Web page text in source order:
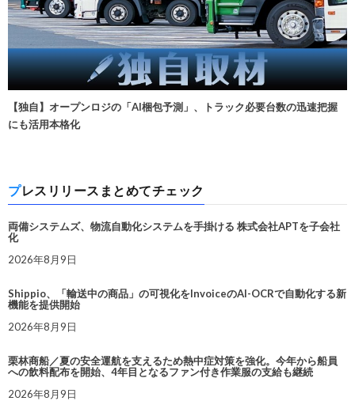
【独自】オープンロジの「AI梱包予測」、トラック必要台数の迅速把握
にも活用本格化
プレスリリースまとめてチェック
両備システムズ、物流自動化システムを手掛ける 株式会社APTを子会社
化
2026年8月9日
Shippio、「輸送中の商品」の可視化をInvoiceのAI-OCRで自動化する新
機能を提供開始
2026年8月9日
栗林商船／夏の安全運航を支えるため熱中症対策を強化。今年から船員
への飲料配布を開始、4年目となるファン付き作業服の支給も継続
2026年8月9日